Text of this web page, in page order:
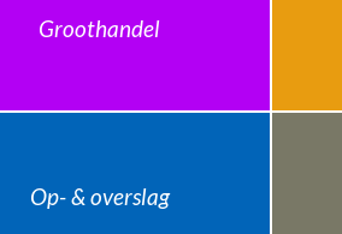
Groothandel
Op- & overslag